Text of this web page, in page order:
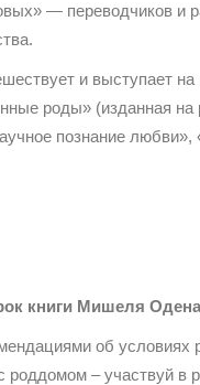
— переводчиков и
и выступает на
роды» (изданная
познание любви»,
книги Мишеля Одена
об условиях
роддомом – участвуй